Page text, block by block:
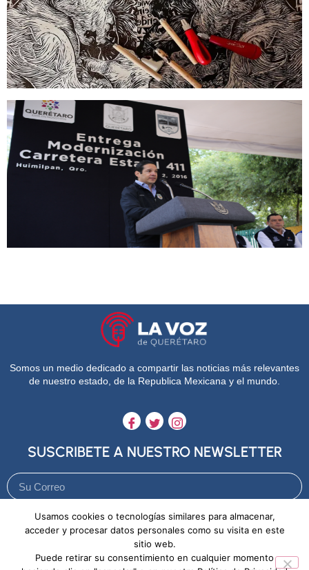
Somos un medio dedicado a compartir las noticias más relevantes
de nuestro estado, de la Republica Mexicana y el mundo.
SUSCRIBETE A NUESTRO NEWSLETTER
Enviar
Aviso de Privacidad Política de Cookies
Usamos cookies o tecnologías similares para almacenar,
acceder y procesar datos personales como su visita en este
sitio web.
Puede retirar su consentimiento en cualquier momento